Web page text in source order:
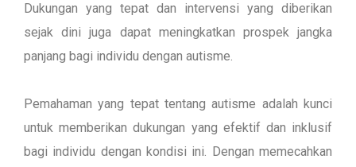
Dukungan yang tepat dan intervensi yang diberikan
sejak dini juga dapat meningkatkan prospek jangka
panjang bagi individu dengan autisme.
Pemahaman yang tepat tentang autisme adalah kunci
untuk memberikan dukungan yang efektif dan inklusif
bagi individu dengan kondisi ini. Dengan memecahkan